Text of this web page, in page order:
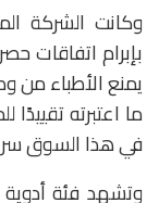
وكانت الشركة
بإبرام اتفاقات
ما اعتبرته
في هذا السوق